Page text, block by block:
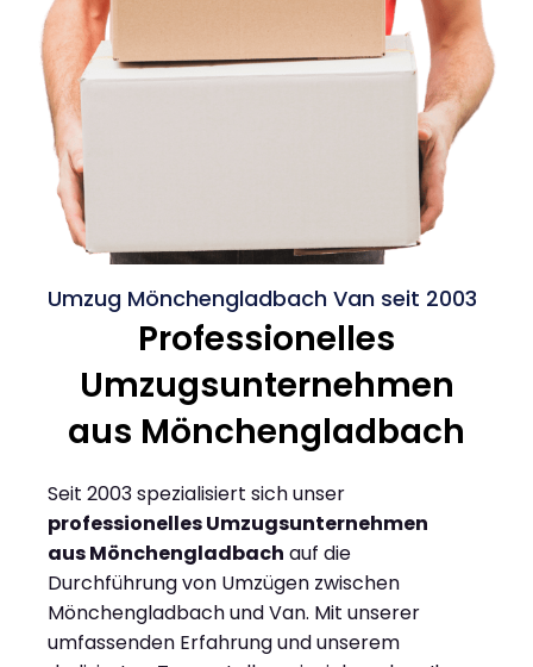
Umzug Mönchengladbach Van seit 2003
Professionelles
Umzugsunternehmen
aus Mönchengladbach
Seit 2003 spezialisiert sich unser
professionelles Umzugsunternehmen
aus Mönchengladbach auf die
Durchführung von Umzügen zwischen
Mönchengladbach und Van. Mit unserer
umfassenden Erfahrung und unserem